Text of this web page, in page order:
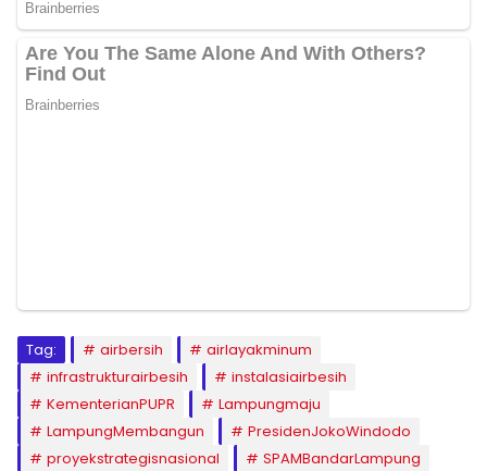
Tag: airbersih
airlayakminum
infrastrukturairbesih
instalasiairbesih
KementerianPUPR
Lampungmaju
LampungMembangun
PresidenJokoWindodo
proyekstrategisnasional
SPAMBandarLampung